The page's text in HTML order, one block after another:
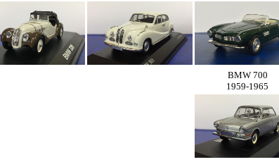
BMW 700
1959-1965